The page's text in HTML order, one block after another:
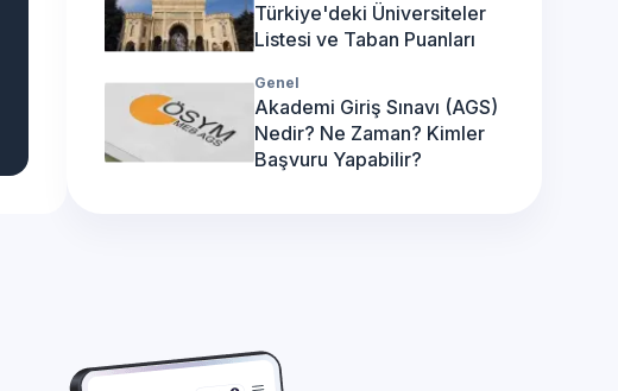
Türkiye'deki Üniversiteler
Listesi ve Taban Puanları
Genel
Akademi Giriş Sınavı (AGS)
Nedir? Ne Zaman? Kimler
Başvuru Yapabilir?